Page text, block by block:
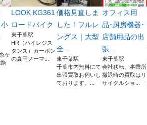
ケ
LOOK KG361
ロードバイク
東千葉駅
HR（ハイレジス
タンス）カーボン
の真円ノーマ...
価格見直しま
した！フルレ
ングス｜大型
全...
東千葉駅
千葉市内無料にて
出張買取お伺いし
ております。...
オフィス用
品･厨房機器･
店舗用品の出
張...
東千葉駅
会社移転、事業所
撤退時の買取はリ
サイクルショ...